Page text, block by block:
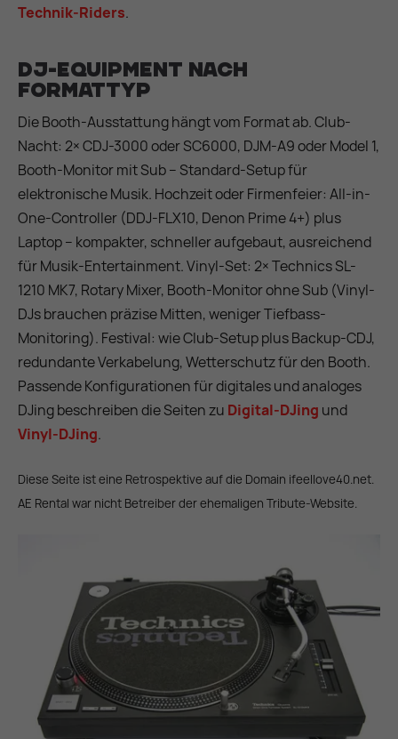
Technik-Riders.
DJ-Equipment nach
Formattyp
Die Booth-Ausstattung hängt vom Format ab. Club-
Nacht: 2× CDJ-3000 oder SC6000, DJM-A9 oder Model 1,
Booth-Monitor mit Sub – Standard-Setup für
elektronische Musik. Hochzeit oder Firmenfeier: All-in-
One-Controller (DDJ-FLX10, Denon Prime 4+) plus
Laptop – kompakter, schneller aufgebaut, ausreichend
für Musik-Entertainment. Vinyl-Set: 2× Technics SL-
1210 MK7, Rotary Mixer, Booth-Monitor ohne Sub (Vinyl-
DJs brauchen präzise Mitten, weniger Tiefbass-
Monitoring). Festival: wie Club-Setup plus Backup-CDJ,
redundante Verkabelung, Wetterschutz für den Booth.
Passende Konfigurationen für digitales und analoges
DJing beschreiben die Seiten zu Digital-DJing und
Vinyl-DJing.
Diese Seite ist eine Retrospektive auf die Domain ifeellove40.net.
AE Rental war nicht Betreiber der ehemaligen Tribute-Website.